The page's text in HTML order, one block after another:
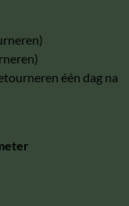
één dag na